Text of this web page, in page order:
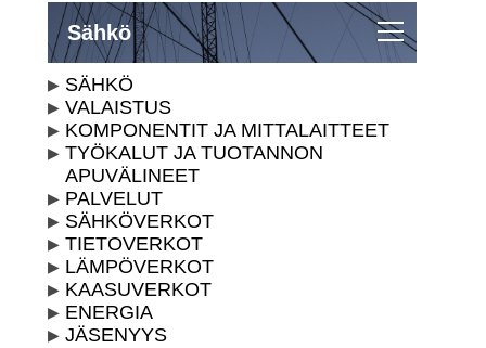
Sähkö
SÄHKÖ
VALAISTUS
KOMPONENTIT JA MITTALAITTEET
TYÖKALUT JA TUOTANNON
APUVÄLINEET
PALVELUT
SÄHKÖVERKOT
TIETOVERKOT
LÄMPÖVERKOT
KAASUVERKOT
ENERGIA
JÄSENYYS